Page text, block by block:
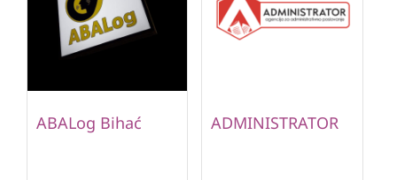
ABALog Bihać ADMINISTRATOR